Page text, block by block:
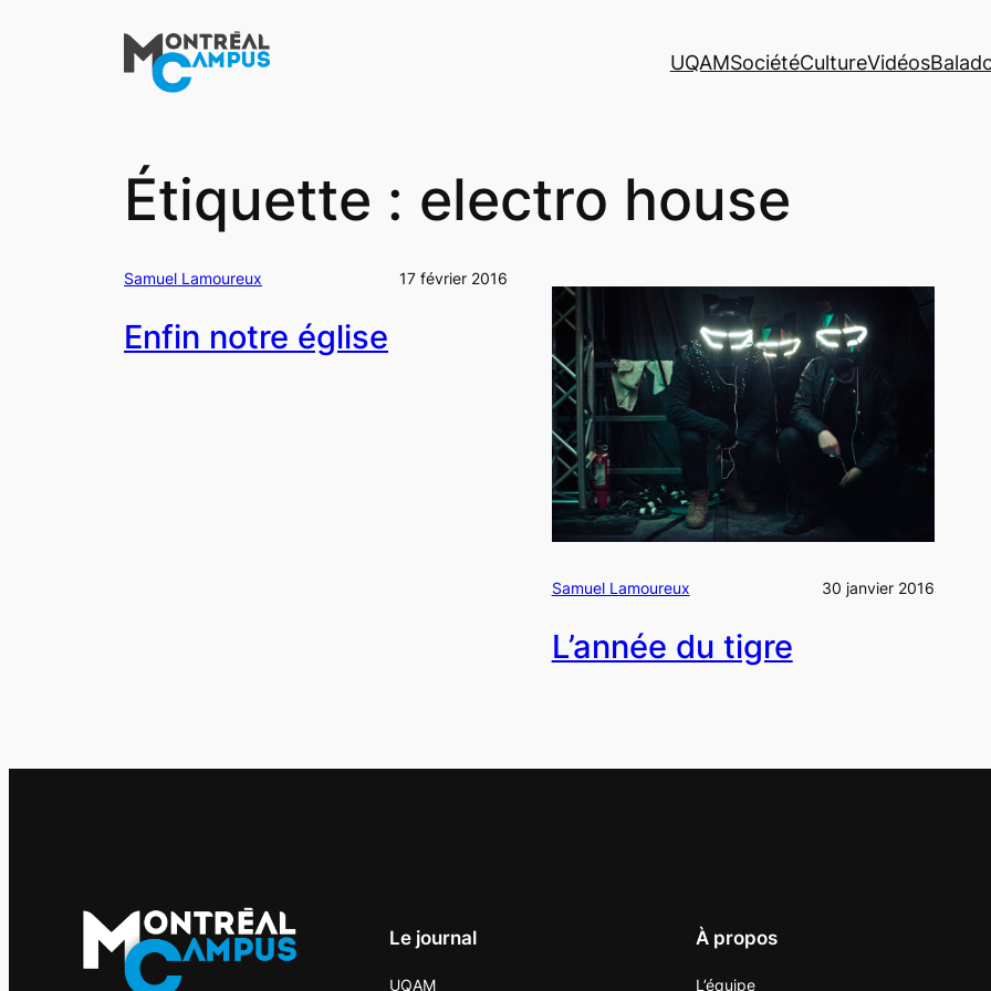
UQAMSociétéCultureVidéos
Étiquette : electro house
Samuel Lamoureux 17 février 2016
Enfin notre église
Samuel Lamoureux 30 janvier 2016
L’année du tigre
Le journal
UQAM
À propos
L’équipe